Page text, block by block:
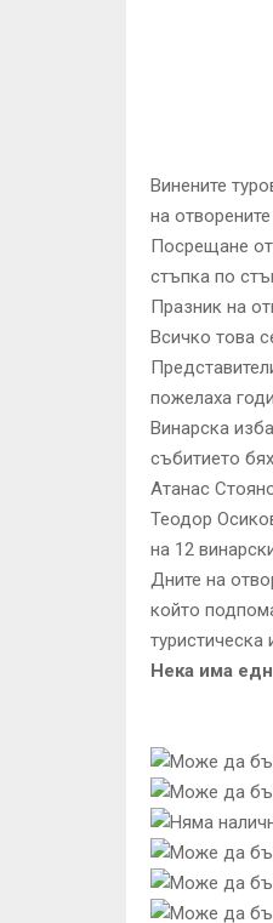
Винените
на
Посрещане от
стъпка по
Празник на
Всичко това
пожелаха
Винарска
събитието
Атанас
Теодор
на 12
Дните на
който
туристическа
Нека има